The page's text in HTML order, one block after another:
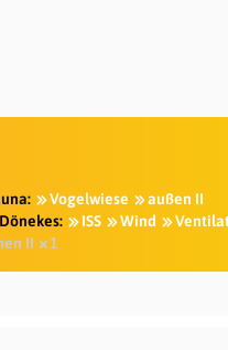
Vogelwiese
außen II
Dönekes: ISS Wind
II 1